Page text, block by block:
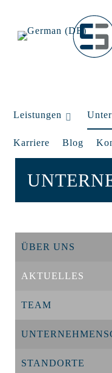
Leistungen
Karriere Blog
ÜBER UNS
AKTUELLES
TEAM
STANDORTE